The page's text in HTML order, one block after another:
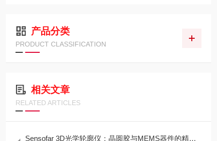
产品分类
PRODUCT CLASSIFICATION
相关文章
RELATED ARTICLES
Sensofar 3D光学轮廓仪：晶圆胶与MEMS器件的精密测量利器